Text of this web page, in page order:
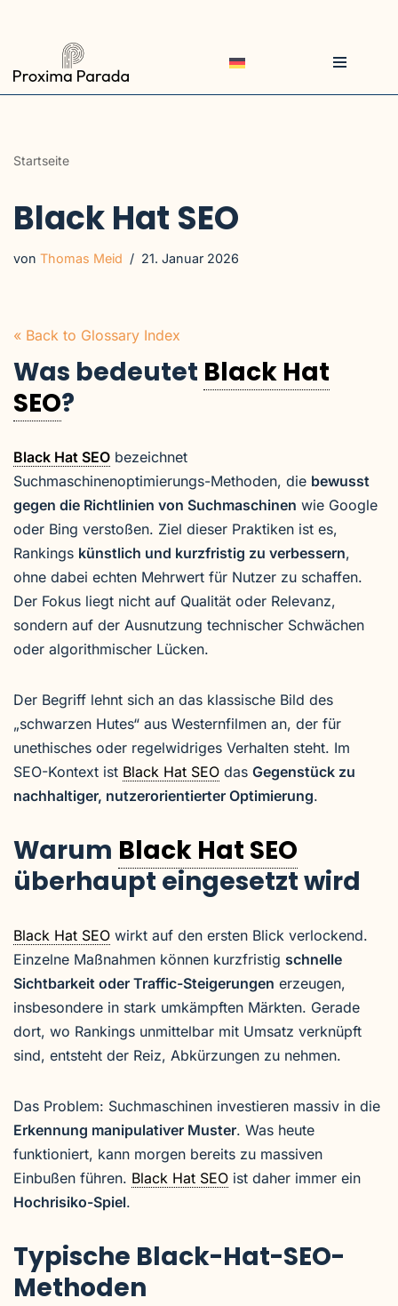
Inhalt
springen
Startseite
Black Hat SEO
von Thomas Meid 21. Januar 2026
« Back to Glossary Index
Was bedeutet Black Hat
SEO?
Black Hat SEO bezeichnet
Suchmaschinenoptimierungs-Methoden, die bewusst
gegen die Richtlinien von Suchmaschinen wie Google
oder Bing verstoßen. Ziel dieser Praktiken ist es,
Rankings künstlich und kurzfristig zu verbessern,
ohne dabei echten Mehrwert für Nutzer zu schaffen.
Der Fokus liegt nicht auf Qualität oder Relevanz,
sondern auf der Ausnutzung technischer Schwächen
oder algorithmischer Lücken.
Der Begriff lehnt sich an das klassische Bild des
„schwarzen Hutes“ aus Westernfilmen an, der für
unethisches oder regelwidriges Verhalten steht. Im
SEO-Kontext ist Black Hat SEO das Gegenstück zu
nachhaltiger, nutzerorientierter Optimierung.
Warum Black Hat SEO
überhaupt eingesetzt wird
Black Hat SEO wirkt auf den ersten Blick verlockend.
Einzelne Maßnahmen können kurzfristig schnelle
Sichtbarkeit oder Traffic-Steigerungen erzeugen,
insbesondere in stark umkämpften Märkten. Gerade
dort, wo Rankings unmittelbar mit Umsatz verknüpft
sind, entsteht der Reiz, Abkürzungen zu nehmen.
Das Problem: Suchmaschinen investieren massiv in die
Erkennung manipulativer Muster. Was heute
funktioniert, kann morgen bereits zu massiven
Einbußen führen. Black Hat SEO ist daher immer ein
Hochrisiko-Spiel.
Typische Black-Hat-SEO-
Methoden